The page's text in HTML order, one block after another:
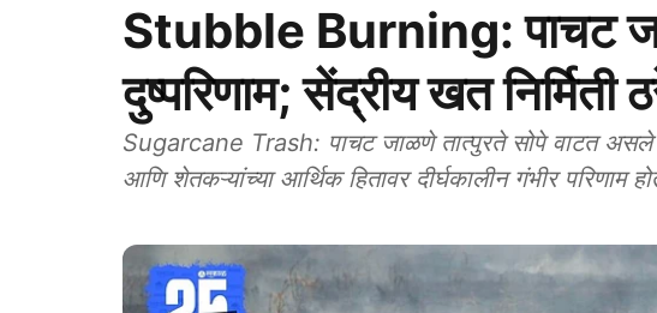
Stubble Burning: पाचट
दुष्परिणाम; सेंद्रीय खत निर्मिती
Sugarcane Trash: पाचट जाळणे तात्पुरते सोपे वाटत असले
आणि शेतकऱ्यांच्या आर्थिक हितावर दीर्घकालीन गंभीर